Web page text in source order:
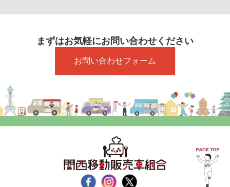
まずはお気軽にお問い合わせください
お問い合わせフォーム